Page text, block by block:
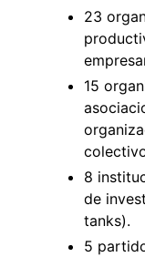
23
15
8
de
tanks).
5